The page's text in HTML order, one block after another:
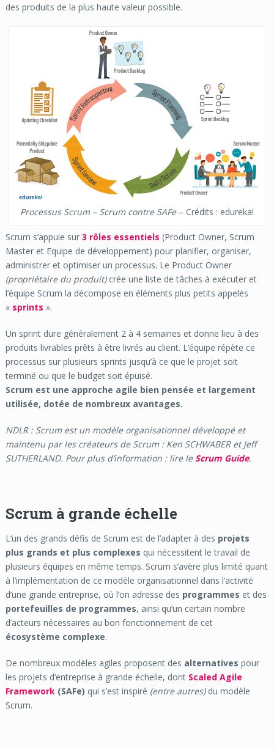
des produits de la plus haute valeur possible.
Processus Scrum – Scrum contre SAFe– Crédits : edureka!
Scrum s’appuie sur 3 rôles essentiels (Product Owner, Scrum
Master et Equipe de développement) pour planifier, organiser,
administrer et optimiser un processus. Le Product Owner
(propriétaire du produit)crée une liste de tâches à exécuter et
l’équipe Scrum la décompose en éléments plus petits appelés
« sprints ».
Un sprint dure généralement 2 à 4 semaines et donne lieu à des
produits livrables prêts à être livrés au client. L’équipe répète ce
processus sur plusieurs sprints jusqu’à ce que le projet soit
terminé ou que le budget soit épuisé.
Scrum est une approche agile bien pensée et largement
utilisée, dotée de nombreux avantages.
NDLR : Scrum est un modèle organisationnel développé et
maintenu par les créateurs de Scrum : Ken SCHWABER et Jeff
SUTHERLAND. Pour plus d’information : lire leScrum Guide.
Scrum à grande échelle
L’un des grands défis de Scrum est de l’adapter à des projets
plus grands et plus complexes qui nécessitent le travail de
plusieurs équipes en même temps. Scrum s’avère plus limité quant
à l’implémentation de ce modèle organisationnel dans l’activité
d’une grande entreprise, où l’on adresse des programmes et des
portefeuilles de programmes, ainsi qu’un certain nombre
d’acteurs nécessaires au bon fonctionnement de cet
écosystème complexe.
De nombreux modèles agiles proposent des alternatives pour
les projets d’entreprise à grande échelle, dont Scaled Agile
Framework(SAFe) qui s’est inspiré (entre autres)du modèle
Scrum.